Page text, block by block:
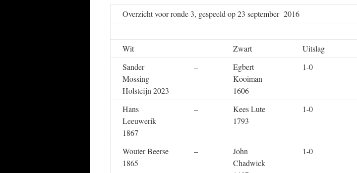
Overzicht voor ronde 3, gespeeld op 23 september 2016
Wit Zwart
Uitslag
Sander
Mossing
Holsteijn 2023
–
Egbert
Kooiman
1606
1-0
Hans
Leeuwerik
1867
–
Kees Lute
1793
1-0
Wouter Beerse
1865
–
John
Chadwick
1-0